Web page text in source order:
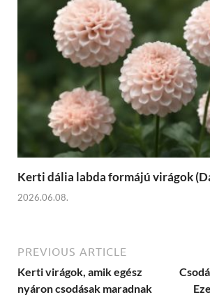
Kerti dália labda formájú virágok
2026.06.08.
PREVIOUS ARTICLE
Kerti virágok, amik egész
nyáron csodásak maradnak